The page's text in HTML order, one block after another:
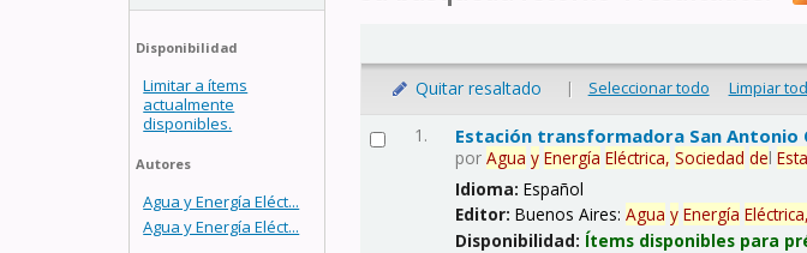
Disponibilidad
Limitar a ítems
actualmente
disponibles.
Autores
Agua y Energía Eléct...
Agua y Energía Eléct...
Quitar resaltado | Seleccionar todo Limpiar
1. Estación transformadora San Antonio
porAgua y Energía Eléctrica, Sociedad del
Idioma:Español
Editor:Buenos Aires:Agua y Energía Eléctrica,
Disponibilidad: Ítems disponibles para